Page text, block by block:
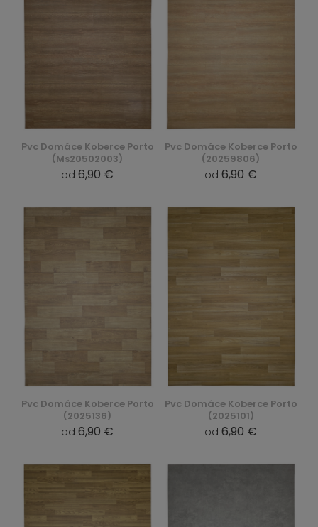
Pvc Domáce Koberce Porto
(Ms20502003)
od 6,90 €
Pvc Domáce Koberce Porto
(20259806)
od 6,90 €
Pvc Domáce Koberce Porto
(2025136)
od 6,90 €
Pvc Domáce Koberce Porto
(2025101)
od 6,90 €